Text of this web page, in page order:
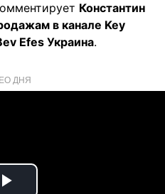
Константин
в канале Key
Efes Украина.
ДНЯ